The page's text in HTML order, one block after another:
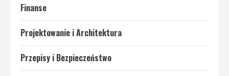
Finanse
Projektowanie i Architektura
Przepisy i Bezpieczeństwo